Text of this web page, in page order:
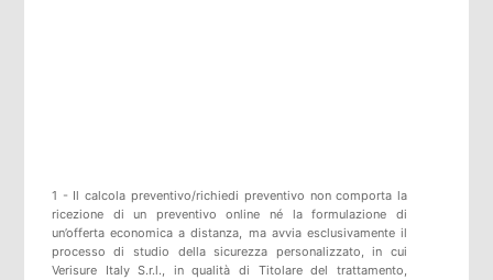
1 - Il calcola preventivo/richiedi preventivo non comporta la
ricezione di un preventivo online né la formulazione di
un’offerta economica a distanza, ma avvia esclusivamente il
processo di studio della sicurezza personalizzato, in cui
Verisure Italy S.r.l., in qualità di Titolare del trattamento,